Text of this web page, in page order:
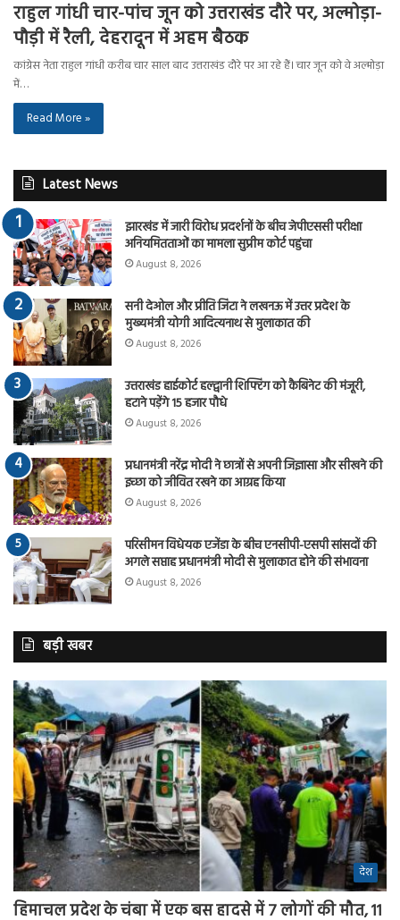
राहुल गांधी चार-पांच जून को उत्तराखंड दौरे पर, अल्मोड़ा-
पौड़ी में रैली, देहरादून में अहम बैठक
कांग्रेस नेता राहुल गांधी करीब चार साल बाद उत्तराखंड दौरे पर आ रहे हैं। चार जून को वे अल्मोड़ा
में…
Read More »
Latest News
झारखंड में जारी विरोध प्रदर्शनों के बीच जेपीएससी परीक्षा
अनियमितताओं का मामला सुप्रीम कोर्ट पहुंचा
August 8, 2026
सनी देओल और प्रीति जिंटा ने लखनऊ में उत्तर प्रदेश के
मुख्यमंत्री योगी आदित्यनाथ से मुलाकात की
August 8, 2026
उत्तराखंड हाईकोर्ट हल्द्वानी शिफ्टिंग को कैबिनेट की मंजूरी,
हटाने पड़ेंगे 15 हजार पौधे
August 8, 2026
प्रधानमंत्री नरेंद्र मोदी ने छात्रों से अपनी जिज्ञासा और सीखने की
इच्छा को जीवित रखने का आग्रह किया
August 8, 2026
परिसीमन विधेयक एजेंडा के बीच एनसीपी-एसपी सांसदों की
अगले सप्ताह प्रधानमंत्री मोदी से मुलाकात होने की संभावना
August 8, 2026
बड़ी खबर
देश
हिमाचल प्रदेश के चंबा में एक बस हादसे में 7 लोगों की मौत, 11